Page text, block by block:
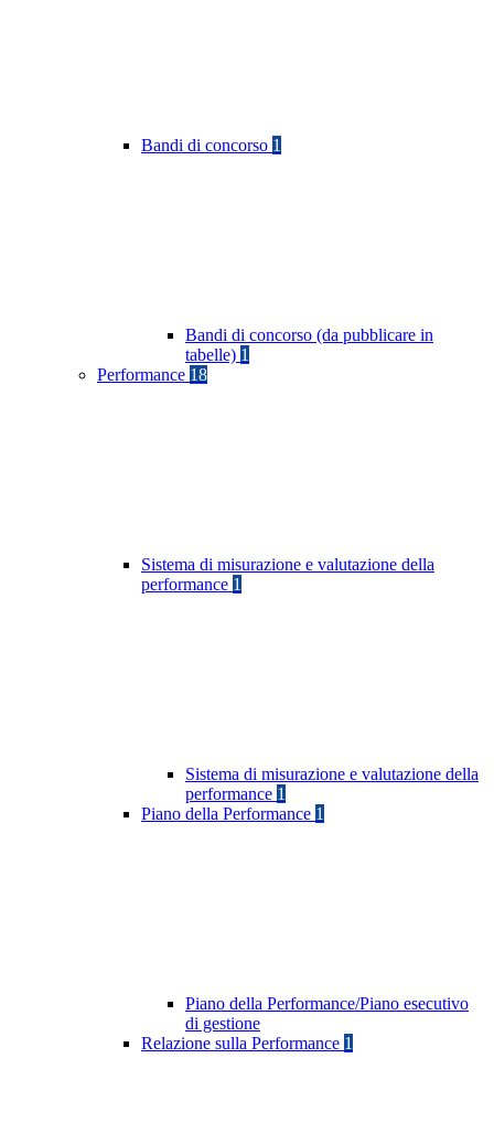
Bandi di concorso 1
Bandi di concorso (da pubblicare in
tabelle) 1
Performance 18
Sistema di misurazione e valutazione della
performance 1
Sistema di misurazione e valutazione della
performance 1
Piano della Performance 1
Piano della Performance/Piano esecutivo
di gestione
Relazione sulla Performance 1